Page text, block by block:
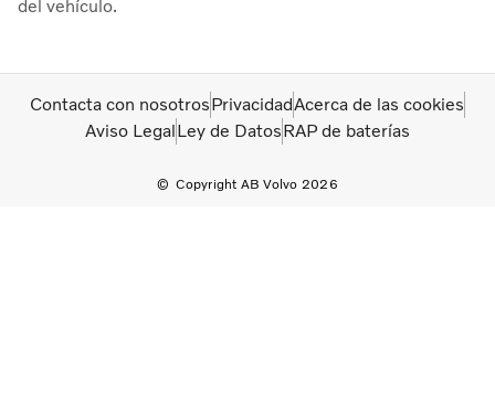
del vehículo.
Copyright AB Volvo 2026
Contacta con nosotrosPrivacidadAcerca de las cookies
Aviso LegalLey de DatosRAP de baterías